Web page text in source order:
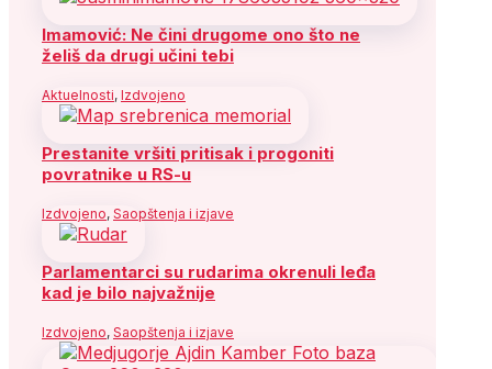
Imamović: Ne čini drugome ono što ne
želiš da drugi učini tebi
Aktuelnosti, Izdvojeno
Prestanite vršiti pritisak i progoniti
povratnike u RS-u
Izdvojeno, Saopštenja i izjave
Parlamentarci su rudarima okrenuli leđa
kad je bilo najvažnije
Izdvojeno, Saopštenja i izjave